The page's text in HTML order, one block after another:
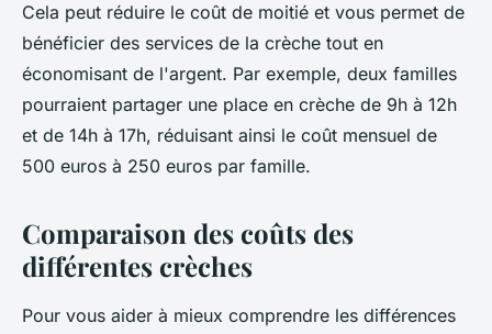
Cela peut réduire le coût de moitié et vous permet de
bénéficier des services de la crèche tout en
économisant de l'argent. Par exemple, deux familles
pourraient partager une place en crèche de 9h à 12h
et de 14h à 17h, réduisant ainsi le coût mensuel de
500 euros à 250 euros par famille.
Comparaison des coûts des
différentes crèches
Pour vous aider à mieux comprendre les différences